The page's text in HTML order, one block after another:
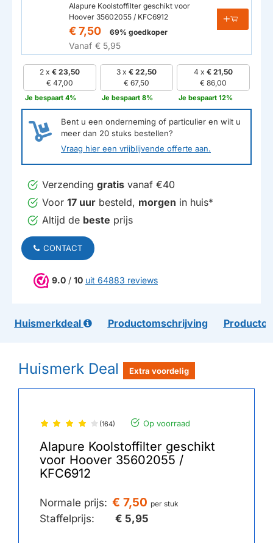
Alapure Koolstoffilter geschikt voor
Hoover 35602055 / KFC6912
€ 7,50 69% goedkoper
Vanaf € 5,95
2 x € 23,50
€ 47,00
Je bespaart 4%
3 x € 22,50
€ 67,50
Je bespaart 8%
4 x € 21,50
€ 86,00
Je bespaart 12%
Bent u een onderneming of particulier en wilt u
meer dan 20 stuks bestellen?
Vraag hier een vrijblijvende offerte aan.
Verzending gratis vanaf €40
Voor 17 uur besteld, morgen in huis*
Altijd de beste prijs
CONTACT
9.0 / 10 uit 64883 reviews
Huismerkdeal Productomschrijving
Huismerk Deal Extra voordelig
(164) Op voorraad
Alapure Koolstoffilter geschikt
voor Hoover 35602055 /
KFC6912
Normale prijs: € 7,50 per stuk
Staffelprijs: € 5,95